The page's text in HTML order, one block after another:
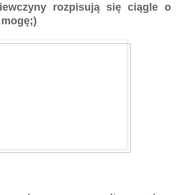
rozpisują się ciągle o